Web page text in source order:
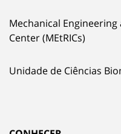
Mechanical
Center (MEtRICs)
Unidade de Ciências